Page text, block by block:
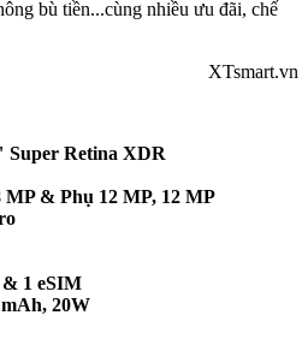
bù tiền...cùng nhiều ưu đãi, chế
XTsmart.vn
Super Retina XDR
MP & Phụ 12 MP, 12 MP
1 eSIM
mAh, 20W